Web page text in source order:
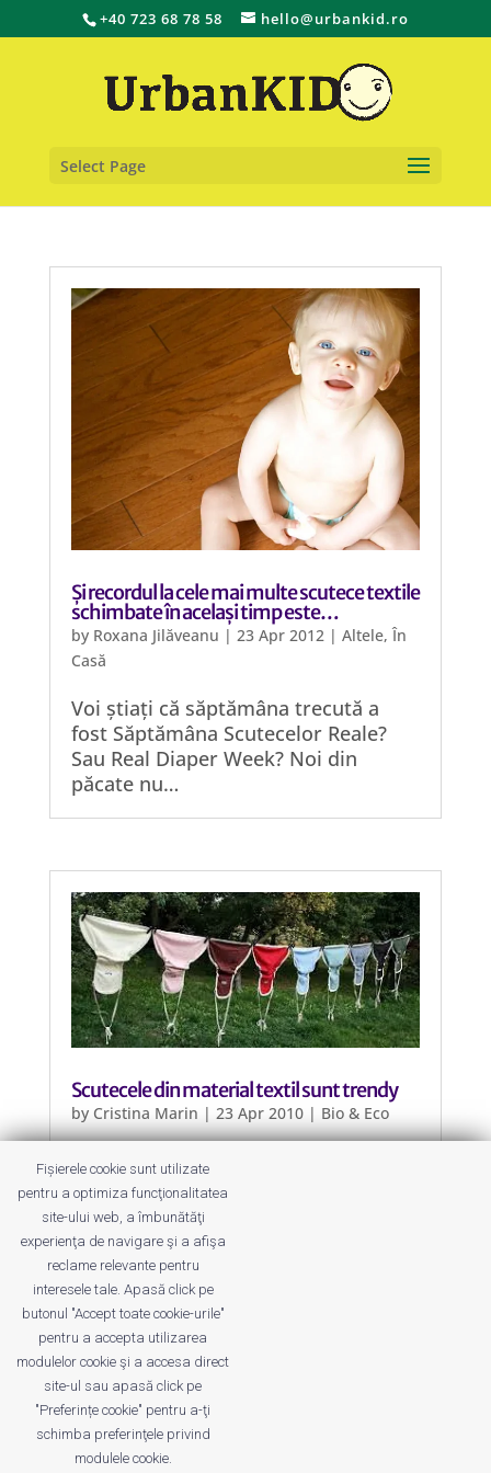
+40 723 68 78 58 hello@urbankid.ro
Select Page
Și recordul la cele mai multe scutece textile
schimbate în același timp este…
by Roxana Jilăveanu | 23 Apr 2012| Altele, În
Casă
Voi știați că săptămâna trecută a
fost Săptămâna Scutecelor Reale?
Sau Real Diaper Week? Noi din
păcate nu…
Scutecele din material textil sunt trendy
by Cristina Marin | 23 Apr 2010| Bio & Eco
Pentru mine pampersii sunt precum
mancarea fast-food (McDonalds) iar
cele textile sunt precum o mancare
delicioasa gatita la mama acasa, sau
la soacra.
Despre noi Publicitate
Privacy
Fișierele cookie sunt utilizate
pentru a optimiza funcţionalitatea
site-ului web, a îmbunătăţi
experienţa de navigare şi a afişa
reclame relevante pentru
interesele tale. Apasă click pe
butonul "Accept toate cookie-urile"
pentru a accepta utilizarea
modulelor cookie şi a accesa direct
site-ul sau apasă click pe
"Preferințe cookie" pentru a-ţi
schimba preferinţele privind
modulele cookie.